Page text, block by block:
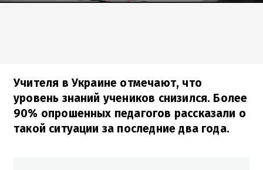
Учителя в Украине отмечают, что
уровень знаний учеников снизился. Более
90% опрошенных педагогов рассказали о
такой ситуации за последние два года.